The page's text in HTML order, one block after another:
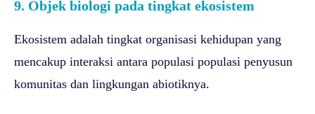
9. Objek biologi pada tingkat ekosistem
Ekosistem adalah tingkat organisasi kehidupan yang
mencakup interaksi antara populasi populasi penyusun
komunitas dan lingkungan abiotiknya.